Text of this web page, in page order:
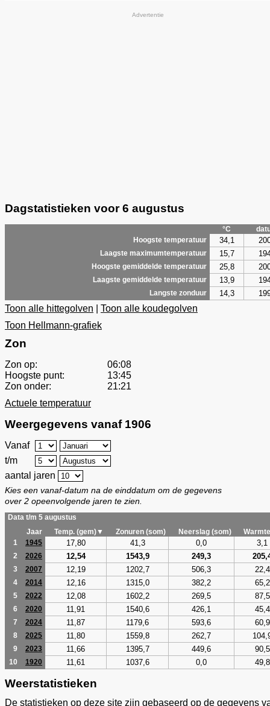
Advertentie
Dagstatistieken voor 6 augustus
°C
Hoogste temperatuur
34,1
Laagste maximumtemperatuur 15,7
Hoogste gemiddelde temperatuur 25,8
Laagste gemiddelde temperatuur 13,9
Langste zonduur 14,3
Toon alle hittegolven
Toon alle koudegolven
Toon Hellmann-grafiek
Zon
Zon op:
06:08
Hoogste punt:
13:45
Zon onder:
21:21
Actuele temperatuur
Weergegevens vanaf 1906
Vanaf
t/m
aantal jaren
Kies een vanaf-datum na de einddatum om de gegevens
over 2 opeenvolgende jaren te zien.
Data t/m 5 augustus
Jaar
Temp. (gem)▼ Zonuren (som) Neerslag (som)
1
1945 17,80 41,3 0,0 3,1
2 2026 12,54 1543,9 249,3
3 2007 12,19 1202,7 506,3 22,4
4 2014 12,16 1315,0 382,2 65,2
5 2022 12,08 1602,2 269,5 87,5
6 2020 11,91 1540,6 426,1 45,4
7 2024 11,87 1179,6 593,6 60,9
8 2025 11,80 1559,8 262,7
9 2023 11,66 1395,7 449,6 90,5
10 1920 11,61 1037,6 0,0 49,8
Weerstatistieken
De statistieken op deze site zijn gebaseerd op de gegevens